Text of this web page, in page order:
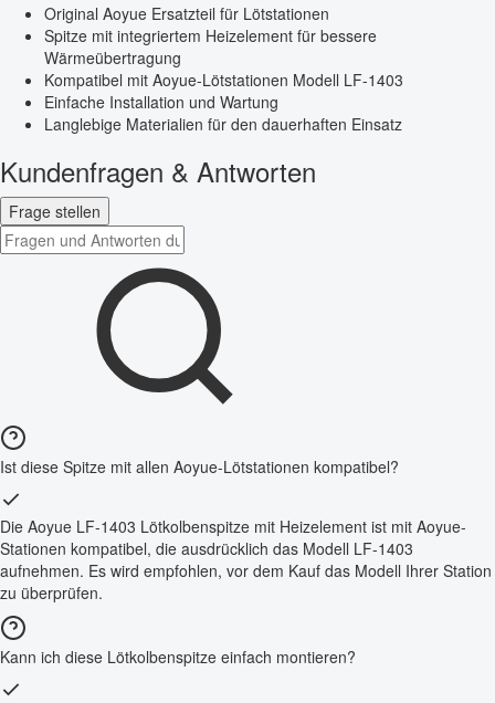
Original Aoyue Ersatzteil für Lötstationen
Spitze mit integriertem Heizelement für bessere
Wärmeübertragung
Kompatibel mit Aoyue-Lötstationen Modell LF-1403
Einfache Installation und Wartung
Langlebige Materialien für den dauerhaften Einsatz
Kundenfragen & Antworten
Frage stellen
Ist diese Spitze mit allen Aoyue-Lötstationen kompatibel?
Die Aoyue LF-1403 Lötkolbenspitze mit Heizelement ist mit Aoyue-
Stationen kompatibel, die ausdrücklich das Modell LF-1403
aufnehmen. Es wird empfohlen, vor dem Kauf das Modell Ihrer Station
zu überprüfen.
Kann ich diese Lötkolbenspitze einfach montieren?